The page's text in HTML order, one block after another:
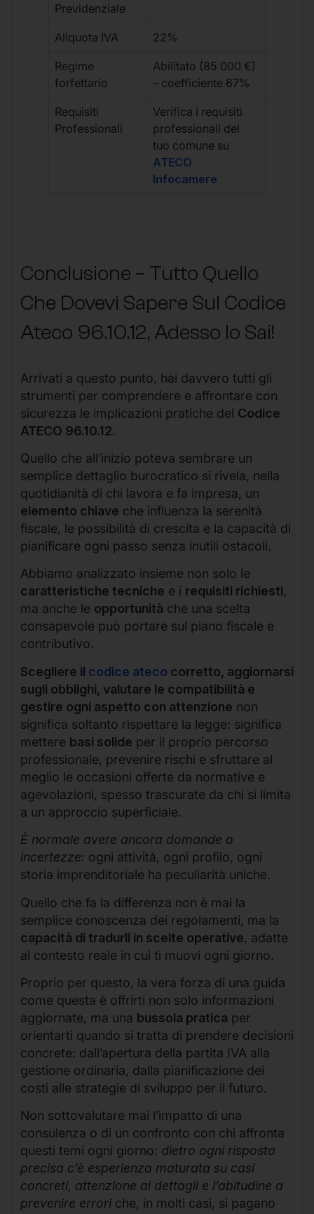
Previdenziale
Aliquota IVA 22%
Regime
forfettario
Abilitato (85 000 €)
– coefficiente 67%
Requisiti
Professionali
Verifica i requisiti
professionali del
tuo comune su
ATECO
Infocamere
Conclusione – Tutto Quello
Che Dovevi Sapere Sul Codice
Ateco 96.10.12, Adesso lo Sai!
Arrivati a questo punto, hai davvero tutti gli
strumenti per comprendere e affrontare con
sicurezza le implicazioni pratiche del Codice
ATECO 96.10.12.
Quello che all’inizio poteva sembrare un
semplice dettaglio burocratico si rivela, nella
quotidianità di chi lavora e fa impresa, un
elemento chiave che influenza la serenità
fiscale, le possibilità di crescita e la capacità di
pianificare ogni passo senza inutili ostacoli.
Abbiamo analizzato insieme non solo le
caratteristiche tecniche e i requisiti richiesti,
ma anche le opportunità che una scelta
consapevole può portare sul piano fiscale e
contributivo.
Scegliere il codice ateco corretto, aggiornarsi
sugli obblighi, valutare le compatibilità e
gestire ogni aspetto con attenzione non
significa soltanto rispettare la legge: significa
mettere basi solide per il proprio percorso
professionale, prevenire rischi e sfruttare al
meglio le occasioni offerte da normative e
agevolazioni, spesso trascurate da chi si limita
a un approccio superficiale.
È normale avere ancora domande o
incertezze: ogni attività, ogni profilo, ogni
storia imprenditoriale ha peculiarità uniche.
Quello che fa la differenza non è mai la
semplice conoscenza dei regolamenti, ma la
capacità di tradurli in scelte operative, adatte
al contesto reale in cui ti muovi ogni giorno.
Proprio per questo, la vera forza di una guida
come questa è offrirti non solo informazioni
aggiornate, ma una bussola pratica per
orientarti quando si tratta di prendere decisioni
concrete: dall’apertura della partita IVA alla
gestione ordinaria, dalla pianificazione dei
costi alle strategie di sviluppo per il futuro.
Non sottovalutare mai l’impatto di una
consulenza o di un confronto con chi affronta
questi temi ogni giorno: dietro ogni risposta
precisa c’è esperienza maturata su casi
concreti, attenzione ai dettagli e l’abitudine a
prevenire errori che, in molti casi, si pagano